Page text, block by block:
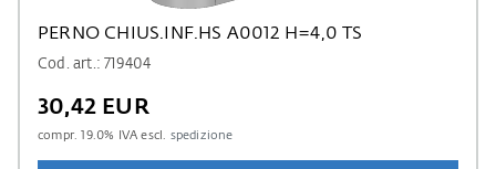
PERNO CHIUS.INF.HS A0012 H=4,0 TS
Cod. art.: 719404
30,42 EUR
compr.19.0% IVA escl. spedizione